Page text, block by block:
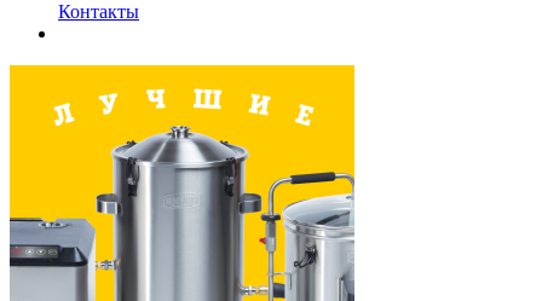
Контакты